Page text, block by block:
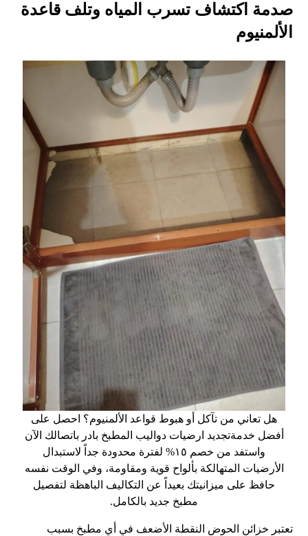
صدمة اكتشاف تسرب المياه وتلف قاعدة
الألمنيوم
هل تعاني من تآكل أو هبوط قواعد الألمنيوم؟ احصل على
أفضل خدمةتجديد ارضيات دواليب المطبخ بادر باتصالك الآن
واستفد من خصم ١٥% لفترة محدودة جداً لاستبدال
الأرضيات المتهالكة بألواح قوية ومقاومة، وفي الوقت نفسه
حافظ على ميزانيتك بعيداً عن التكاليف الباهظة لتفصيل
مطبخ جديد بالكامل.
تعتبر خزائن الحوض النقطة الأضعف في أي مطبخ بسبب